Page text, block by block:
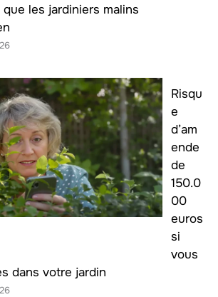
les jardiniers malins
Risqu
e
d’am
ende
de
150.0
00
euros
si
vous
dans votre jardin